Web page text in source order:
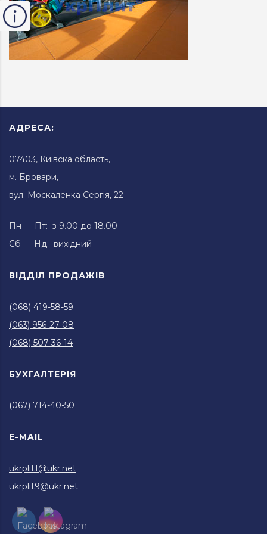
АДРЕСА:
07403, Київска область,
м. Бровари,
вул. Москаленка Сергія, 22
Пн — Пт: з 9.00 до 18.00
Сб — Нд: вихідний
ВІДДІЛ ПРОДАЖІВ
(068) 419-58-59
(063) 956-27-08
(068) 507-36-14
БУХГАЛТЕРІЯ
(067) 714-40-50
E-MAIL
ukrplit1@ukr.net
ukrplit9@ukr.net